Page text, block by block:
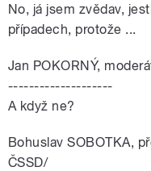
No, já jsem zvědav,
případech, protože ...
Jan POKORNÝ,
--------------------
A když ne?
Bohuslav SOBOTKA,
ČSSD/